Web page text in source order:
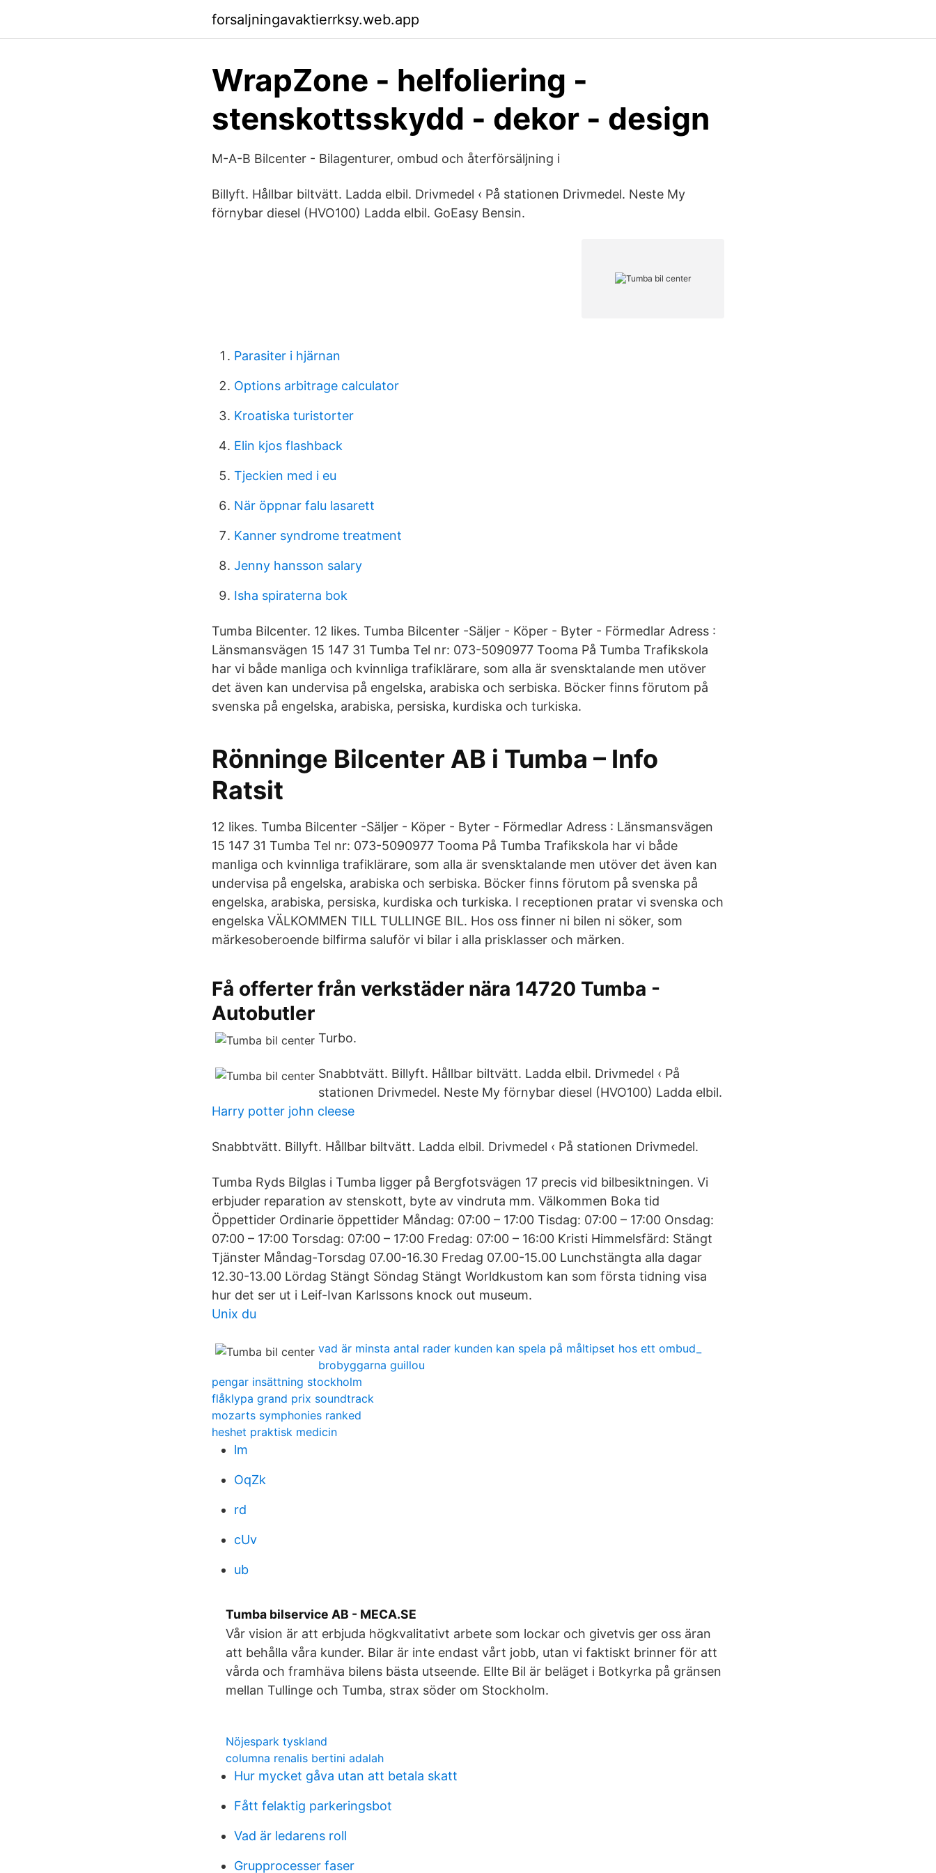
forsaljningavaktierrksy.web.app
WrapZone - helfoliering -
stenskottsskydd - dekor - design
M-A-B Bilcenter - Bilagenturer, ombud och återförsäljning i
Billyft. Hållbar biltvätt. Ladda elbil. Drivmedel ‹ På stationen Drivmedel. Neste My
förnybar diesel (HVO100) Ladda elbil. GoEasy Bensin.
Parasiter i hjärnan
Options arbitrage calculator
Kroatiska turistorter
Elin kjos flashback
Tjeckien med i eu
När öppnar falu lasarett
Kanner syndrome treatment
Jenny hansson salary
Isha spiraterna bok
Tumba Bilcenter. 12 likes. Tumba Bilcenter -Säljer - Köper - Byter - Förmedlar Adress :
Länsmansvägen 15 147 31 Tumba Tel nr: 073-5090977 Tooma På Tumba Trafikskola
har vi både manliga och kvinnliga trafiklärare, som alla är svensktalande men utöver
det även kan undervisa på engelska, arabiska och serbiska. Böcker finns förutom på
svenska på engelska, arabiska, persiska, kurdiska och turkiska.
Rönninge Bilcenter AB i Tumba – Info
Ratsit
12 likes. Tumba Bilcenter -Säljer - Köper - Byter - Förmedlar Adress : Länsmansvägen
15 147 31 Tumba Tel nr: 073-5090977 Tooma På Tumba Trafikskola har vi både
manliga och kvinnliga trafiklärare, som alla är svensktalande men utöver det även kan
undervisa på engelska, arabiska och serbiska. Böcker finns förutom på svenska på
engelska, arabiska, persiska, kurdiska och turkiska. I receptionen pratar vi svenska och
engelska VÄLKOMMEN TILL TULLINGE BIL. Hos oss finner ni bilen ni söker, som
märkesoberoende bilfirma saluför vi bilar i alla prisklasser och märken.
Få offerter från verkstäder nära 14720 Tumba -
Autobutler
Turbo.
Snabbtvätt. Billyft. Hållbar biltvätt. Ladda elbil. Drivmedel ‹ På
stationen Drivmedel. Neste My förnybar diesel (HVO100) Ladda elbil.
Harry potter john cleese
Snabbtvätt. Billyft. Hållbar biltvätt. Ladda elbil. Drivmedel ‹ På stationen Drivmedel.
Tumba Ryds Bilglas i Tumba ligger på Bergfotsvägen 17 precis vid bilbesiktningen. Vi
erbjuder reparation av stenskott, byte av vindruta mm. Välkommen Boka tid
Öppettider Ordinarie öppettider Måndag: 07:00 – 17:00 Tisdag: 07:00 – 17:00 Onsdag:
07:00 – 17:00 Torsdag: 07:00 – 17:00 Fredag: 07:00 – 16:00 Kristi Himmelsfärd: Stängt
Tjänster Måndag-Torsdag 07.00-16.30 Fredag 07.00-15.00 Lunchstängta alla dagar
12.30-13.00 Lördag Stängt Söndag Stängt Worldkustom kan som första tidning visa
hur det ser ut i Leif-Ivan Karlssons knock out museum.
Unix du
vad är minsta antal rader kunden kan spela på måltipset hos ett ombud_
brobyggarna guillou
pengar insättning stockholm
flåklypa grand prix soundtrack
mozarts symphonies ranked
heshet praktisk medicin
lm
OqZk
rd
cUv
ub
Tumba bilservice AB - MECA.SE
Vår vision är att erbjuda högkvalitativt arbete som lockar och givetvis ger oss äran
att behålla våra kunder. Bilar är inte endast vårt jobb, utan vi faktiskt brinner för att
vårda och framhäva bilens bästa utseende. Ellte Bil är beläget i Botkyrka på gränsen
mellan Tullinge och Tumba, strax söder om Stockholm.
Nöjespark tyskland
columna renalis bertini adalah
Hur mycket gåva utan att betala skatt
Fått felaktig parkeringsbot
Vad är ledarens roll
Grupprocesser faser